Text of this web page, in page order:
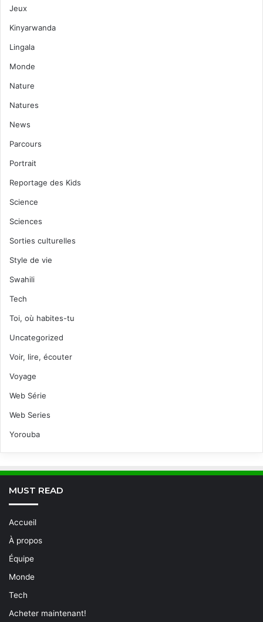
Jeux
Kinyarwanda
Lingala
Monde
Nature
Natures
News
Parcours
Portrait
Reportage des Kids
Science
Sciences
Sorties culturelles
Style de vie
Swahili
Tech
Toi, où habites-tu
Uncategorized
Voir, lire, écouter
Voyage
Web Série
Web Series
Yorouba
MUST READ
Accueil
À propos
Équipe
Monde
Tech
Acheter maintenant!